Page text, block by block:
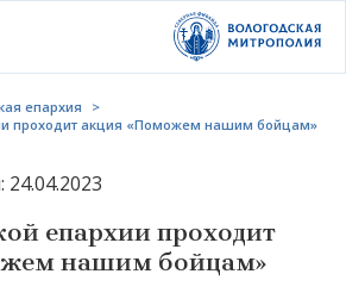
епархия
>
проходит акция «Поможем нашим бойцам»
епархии проходит
нашим бойцам»